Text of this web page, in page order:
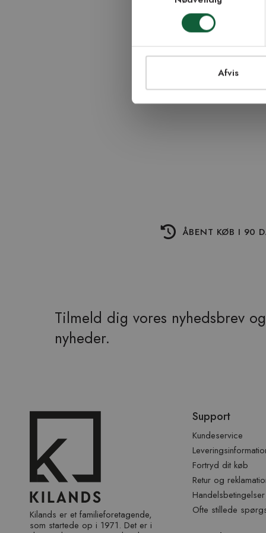
Afvis
ÅBENT KØB I 90
Tilmeld dig vores nyhedsbrev
nyheder.
over
Kilands er et familieforetagende,
som startede op i 1971. Det er i
Support
Kundeservice
Fortryd dit køb
Retur og
Handelsbetingelser
Ofte stillede